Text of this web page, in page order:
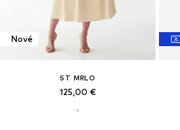
Nové
ST MRLO
125,00 €